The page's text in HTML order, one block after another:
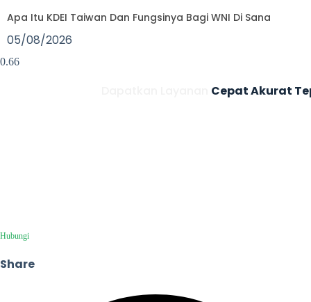
Apa Itu KDEI Taiwan Dan Fungsinya Bagi WNI Di Sana
05/08/2026
CepatAkurat
Hubungi
Share